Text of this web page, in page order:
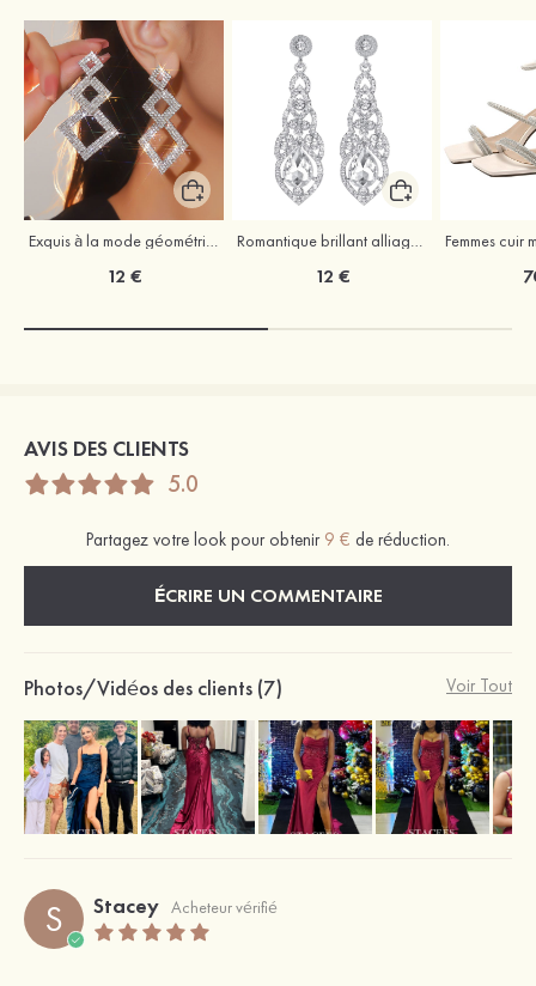
Exquis à la mode géométrique strass boucles d'oreilles
12 €
Romantique brillant alliage boucles d'oreilles avec strass
12 €
AVIS DES CLIENTS
5.0
Partagez votre look pour obtenir 9 € de réduction.
ÉCRIRE UN COMMENTAIRE
Photos/Vidéos des clients (7) Voir Tout
S Stacey Acheteur vérifié